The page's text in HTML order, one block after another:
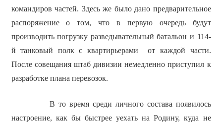
командиров частей. Здесь же было дано предварительное
распоряжение о том, что в первую очередь будут
производить погрузку разведывательный батальон и 114-
й танковый полк с квартирьерами от каждой части.
После совещания штаб дивизии немедленно приступил к
разработке плана перевозок.
В то время среди личного состава появилось
настроение, как бы быстрее уехать на Родину, куда не